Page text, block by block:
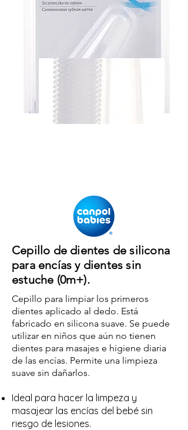
Cepillo de dientes de silicona
para encías y dientessin
estuche (0m+).
Cepillo para limpiar los primeros
dientes aplicado al dedo. Está
fabricado en silicona suave. Se puede
utilizar en niños que aún no tienen
dientes para masajes e higiene diaria
de las encías. Permite una limpieza
suave sin dañarlos.
Ideal para hacer la limpeza y
masajear las encías del bebé sin
riesgo de lesiones.